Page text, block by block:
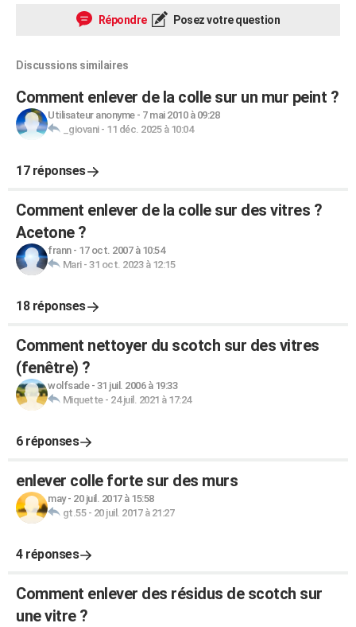
Répondre Posez votre question
Discussions similaires
Comment enlever de la colle sur un mur peint ?
Utilisateur anonyme- 7 mai 2010 à 09:28
_giovani- 11 déc. 2025 à 10:04
17 réponses
Comment enlever de la colle sur des vitres ?
Acetone ?
frann- 17 oct. 2007 à 10:54
Mari- 31 oct. 2023 à 12:15
18 réponses
Comment nettoyer du scotch sur des vitres
(fenêtre) ?
wolfsade- 31 juil. 2006 à 19:33
Miquette- 24 juil. 2021 à 17:24
6 réponses
enlever colle forte sur des murs
may- 20 juil. 2017 à 15:58
gt.55- 20 juil. 2017 à 21:27
4 réponses
Comment enlever des résidus de scotch sur
une vitre ?